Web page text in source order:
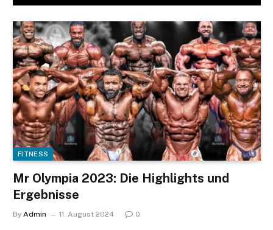
FITNESS
Mr Olympia 2023: Die Highlights und
Ergebnisse
By Admin 11. August 2024 0